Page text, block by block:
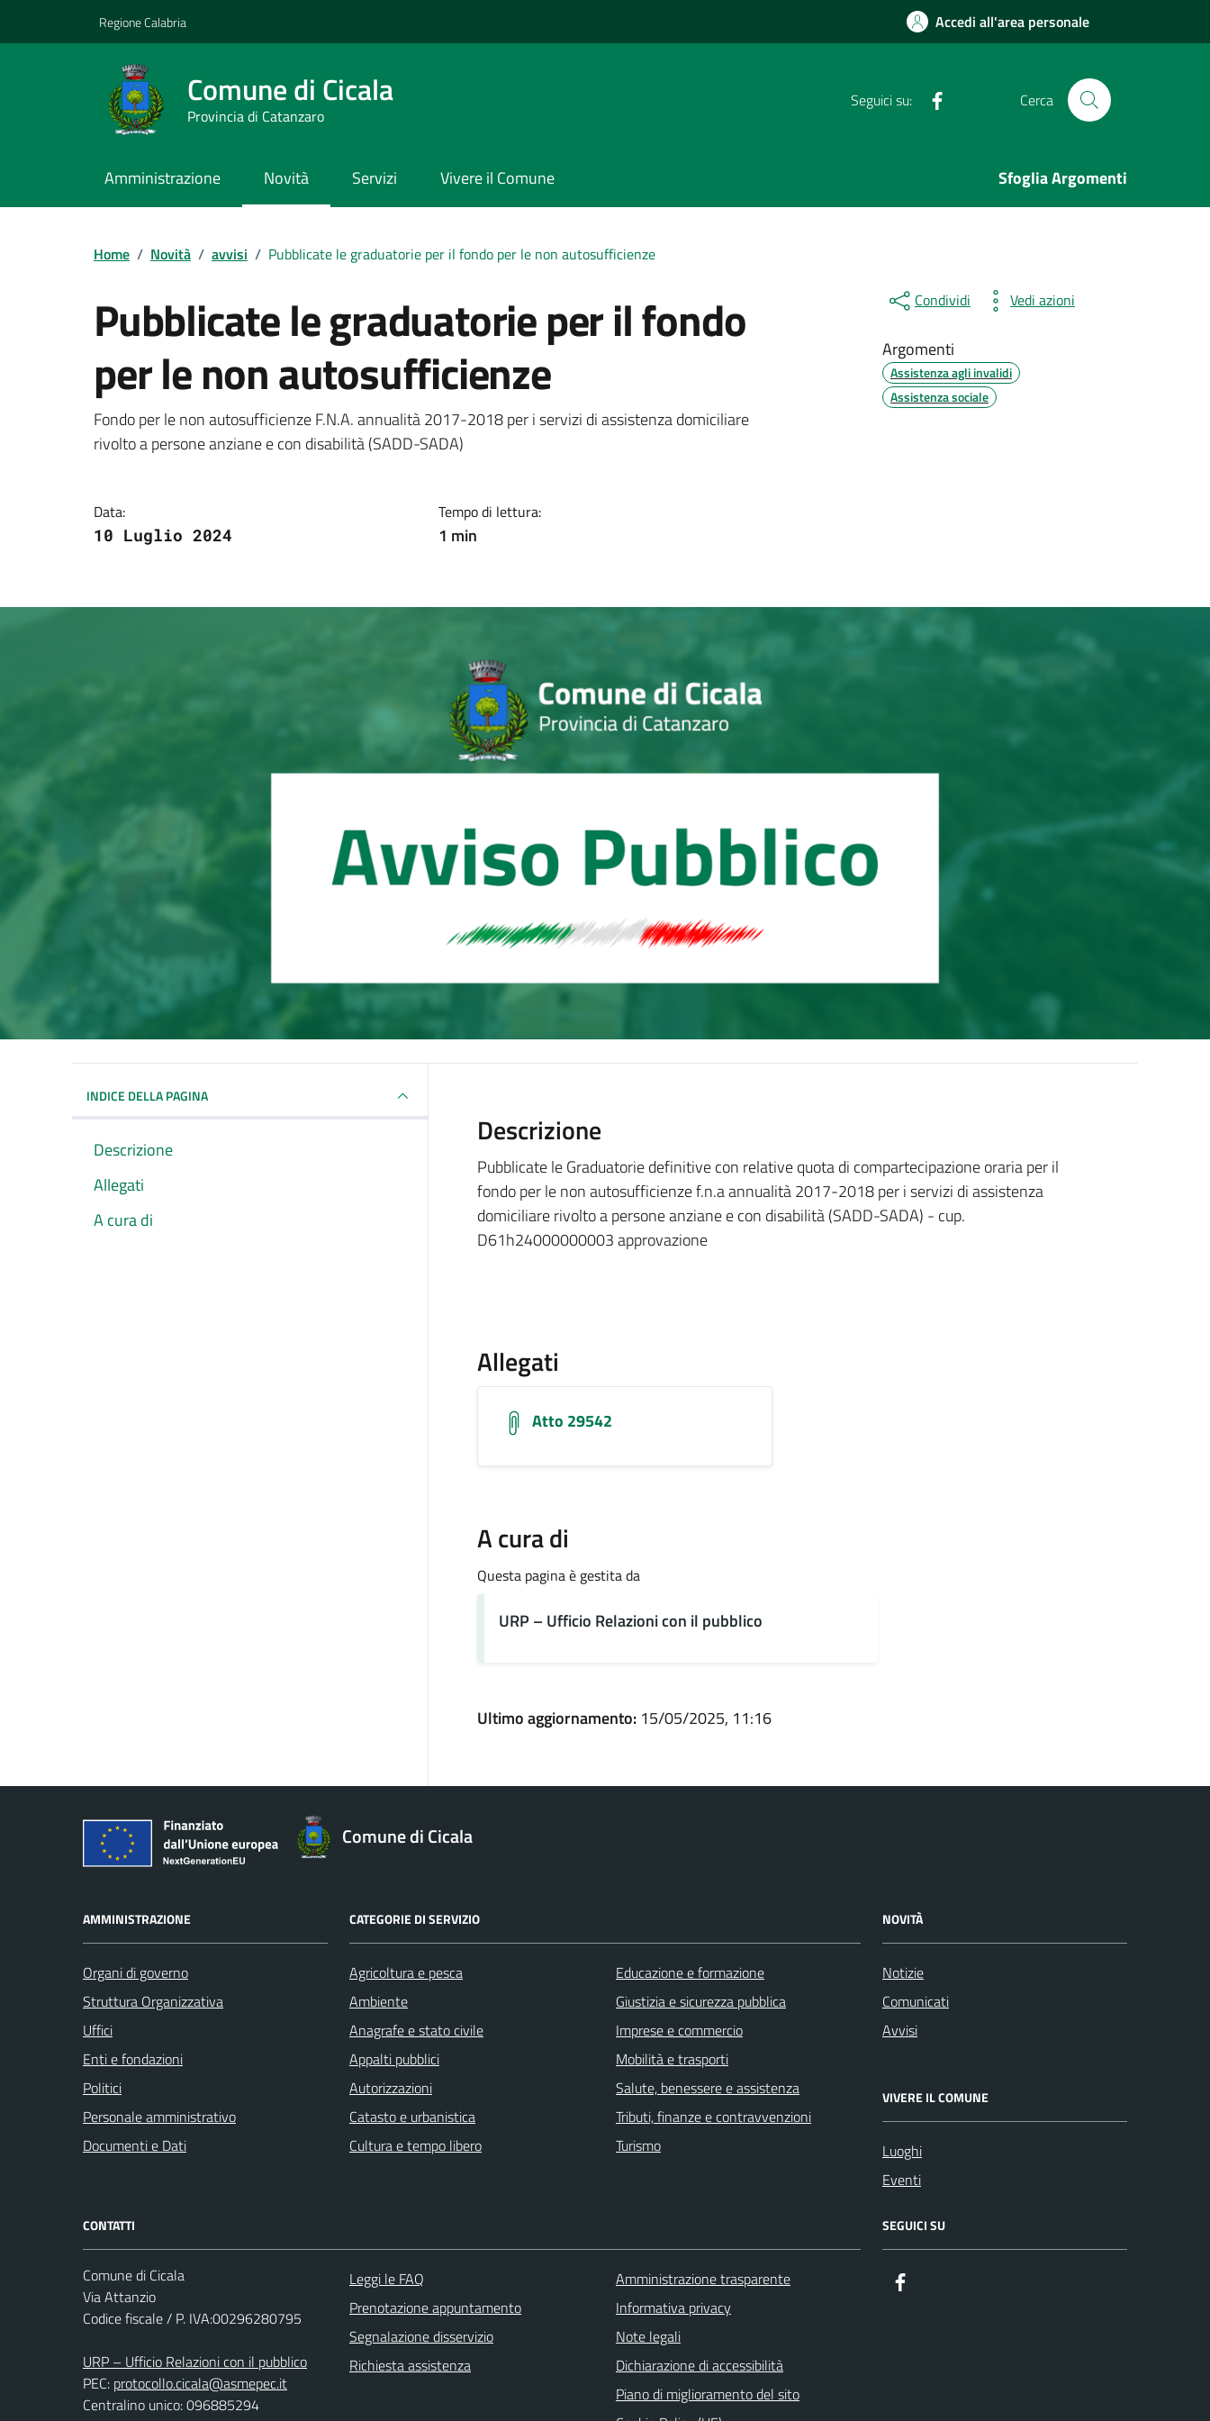
Regione Calabria Accedi all'area personale
Comune di Cicala
Provincia di Catanzaro
Seguici su: Cerca
Amministrazione Novità Servizi Vivere il Comune Sfoglia Argomenti
Home / Novità / avvisi / Pubblicate le graduatorie per il fondo per le non autosufficienze
Pubblicate le graduatorie per il fondo
per le non autosufficienze
Dettagli della notizia
Fondo per le non autosufficienze F.N.A. annualità 2017-2018 per i servizi di assistenza domiciliare
rivolto a persone anziane e con disabilità (SADD-SADA)
Data:
10 Luglio 2024
Tempo di lettura:
1 min
Condividi Vedi azioni
Argomenti
Assistenza agli invalidi
Assistenza sociale
INDICE DELLA PAGINA
Descrizione
Allegati
A cura di
Descrizione
Pubblicate le Graduatorie definitive con relative quota di compartecipazione oraria per il
fondo per le non autosufficienze f.n.a annualità 2017-2018 per i servizi di assistenza
domiciliare rivolto a persone anziane e con disabilità (SADD-SADA) - cup.
D61h24000000003 approvazione
Allegati
Atto 29542
A cura di
Questa pagina è gestita da
URP – Ufficio Relazioni con il pubblico
Ultimo aggiornamento: 15/05/2025, 11:16
Comune di Cicala
AMMINISTRAZIONE
Organi di governo
Struttura Organizzativa
Uffici
Enti e fondazioni
Politici
Personale amministrativo
Documenti e Dati
CATEGORIE DI SERVIZIO
Agricoltura e pesca
Ambiente
Anagrafe e stato civile
Appalti pubblici
Autorizzazioni
Catasto e urbanistica
Cultura e tempo libero
Educazione e formazione
Giustizia e sicurezza pubblica
Imprese e commercio
Mobilità e trasporti
Salute, benessere e assistenza
Tributi, finanze e contravvenzioni
Turismo
NOVITÀ
Notizie
Comunicati
Avvisi
VIVERE IL COMUNE
Luoghi
Eventi
CONTATTI
Comune di Cicala
Via Attanzio
Codice fiscale / P. IVA:00296280795
URP – Ufficio Relazioni con il pubblico
PEC: protocollo.cicala@asmepec.it
Centralino unico: 096885294
Leggi le FAQ
Prenotazione appuntamento
Segnalazione disservizio
Richiesta assistenza
Amministrazione trasparente
Informativa privacy
Note legali
Dichiarazione di accessibilità
Piano di miglioramento del sito
SEGUICI SU